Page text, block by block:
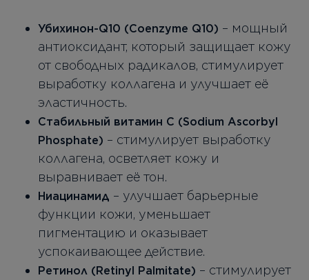
Убихинон-Q10 (Coenzyme Q10) – мощный
антиоксидант, который защищает кожу
от свободных радикалов, стимулирует
выработку коллагена и улучшает её
эластичность.
Стабильный витамин C (Sodium Ascorbyl
Phosphate) – стимулирует выработку
коллагена, осветляет кожу и
выравнивает её тон.
Ниацинамид – улучшает барьерные
функции кожи, уменьшает
пигментацию и оказывает
успокаивающее действие.
Ретинол (Retinyl Palmitate) – стимулирует